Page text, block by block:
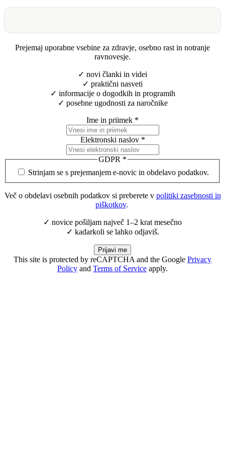
Prejemaj uporabne vsebine za zdravje, osebno rast in notranje
ravnovesje.
✓ novi članki in videi
✓ praktični nasveti
✓ informacije o dogodkih in programih
✓ posebne ugodnosti za naročnike
Ime in priimek *
Elektronski naslov *
GDPR *
Strinjam se s prejemanjem e-novic in obdelavo podatkov.
Več o obdelavi osebnih podatkov si preberete v politiki zasebnosti in
piškotkov.
✓ novice pošiljam največ 1–2 krat mesečno
✓ kadarkoli se lahko odjaviš.
Prijavi me
This site is protected by reCAPTCHA and the Google Privacy
Policy and Terms of Service apply.